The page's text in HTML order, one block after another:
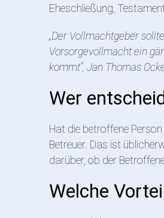
Eheschließung,
„Der Vollmachtgeber
Vorsorgevollmacht ein
kommt“, Jan Thomas
Wer
Hat die betroffene
Betreuer. Das ist
darüber, ob der
Welche